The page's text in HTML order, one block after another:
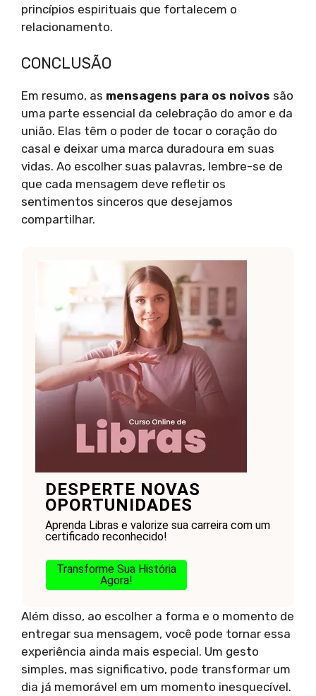
princípios espirituais que fortalecem o
relacionamento.
CONCLUSÃO
Em resumo, as mensagens para os noivos são
uma parte essencial da celebração do amor e da
união. Elas têm o poder de tocar o coração do
casal e deixar uma marca duradoura em suas
vidas. Ao escolher suas palavras, lembre-se de
que cada mensagem deve refletir os
sentimentos sinceros que desejamos
compartilhar.
DESPERTE NOVAS
OPORTUNIDADES
Aprenda Libras e valorize sua carreira com um
certificado reconhecido!
Transforme Sua História
Agora!
Além disso, ao escolher a forma e o momento de
entregar sua mensagem, você pode tornar essa
experiência ainda mais especial. Um gesto
simples, mas significativo, pode transformar um
dia já memorável em um momento inesquecível.